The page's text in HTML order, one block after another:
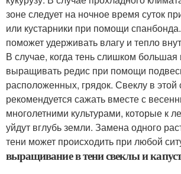
зоне следует на ночное время суток
или кустарники при помощи
поможет удерживать влагу и тепло
В случае, когда тень слишком
выращивать редис при помощи
расположенных, грядок. Свеклу в этой
рекомендуется сажать вместе с
многолетними культурами, которые к
уйдут вглубь земли. Замена одного
тени может происходить при любой
выращивание в тени свеклы и